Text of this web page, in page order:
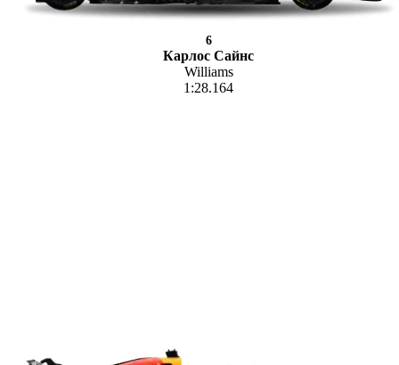
6
Карлос Сайнс
Williams
1:28.164